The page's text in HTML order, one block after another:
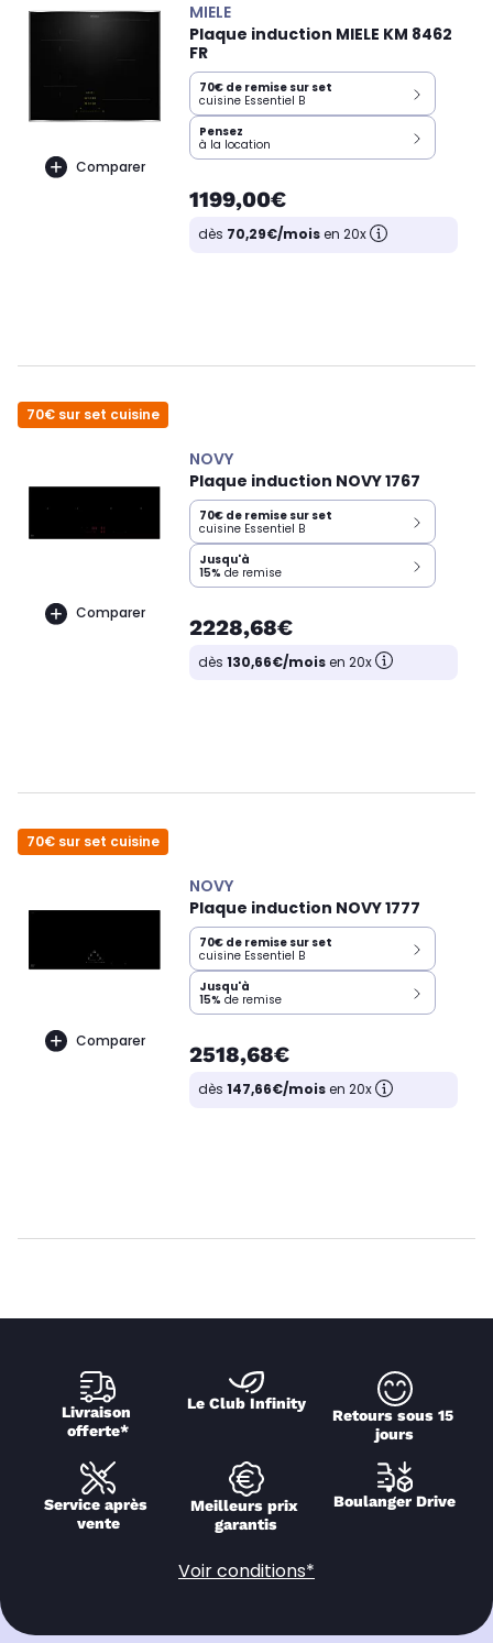
Comparer
MIELE
Plaque induction MIELE KM 8462
FR
70€ de remise sur set
cuisine Essentiel B
Pensez
à la location
1199,00€
dès 70,29€/moisen 20x
70€ sur set cuisine
Comparer
NOVY
Plaque induction NOVY 1767
70€ de remise sur set
cuisine Essentiel B
Jusqu'à
15% de remise
2228,68€
dès 130,66€/moisen 20x
70€ sur set cuisine
Comparer
NOVY
Plaque induction NOVY 1777
70€ de remise sur set
cuisine Essentiel B
Jusqu'à
15% de remise
2518,68€
dès 147,66€/moisen 20x
Livraison
offerte*
Le Club Infinity
Retours sous 15
jours
Service après
vente
Meilleurs prix
garantis
Boulanger Drive
Voir conditions*